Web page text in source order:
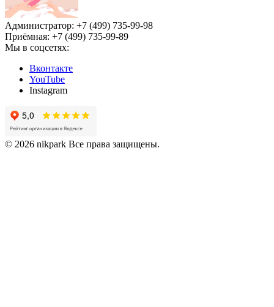
Администратор: +7 (499) 735-99-98
Приёмная: +7 (499) 735-99-89
Мы в соцсетях:
Вконтакте
YouTube
Instagram
© 2026 nikpark Все права защищены.